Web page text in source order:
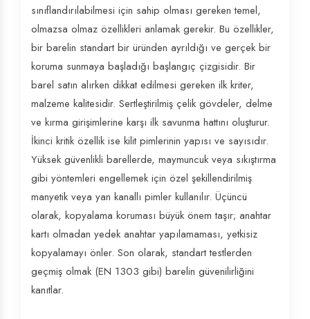
sınıflandırılabilmesi için sahip olması gereken temel,
olmazsa olmaz özellikleri anlamak gerekir. Bu özellikler,
bir barelin standart bir üründen ayrıldığı ve gerçek bir
koruma sunmaya başladığı başlangıç çizgisidir. Bir
barel satın alırken dikkat edilmesi gereken ilk kriter,
malzeme kalitesidir. Sertleştirilmiş çelik gövdeler, delme
ve kırma girişimlerine karşı ilk savunma hattını oluşturur.
İkinci kritik özellik ise kilit pimlerinin yapısı ve sayısıdır.
Yüksek güvenlikli barellerde, maymuncuk veya sıkıştırma
gibi yöntemleri engellemek için özel şekillendirilmiş
manyetik veya yan kanallı pimler kullanılır. Üçüncü
olarak, kopyalama koruması büyük önem taşır; anahtar
kartı olmadan yedek anahtar yapılamaması, yetkisiz
kopyalamayı önler. Son olarak, standart testlerden
geçmiş olmak (EN 1303 gibi) barelin güvenilirliğini
kanıtlar.